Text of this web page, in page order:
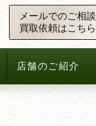
店舗のご紹介
メールでのご相談
買取依頼はこちら